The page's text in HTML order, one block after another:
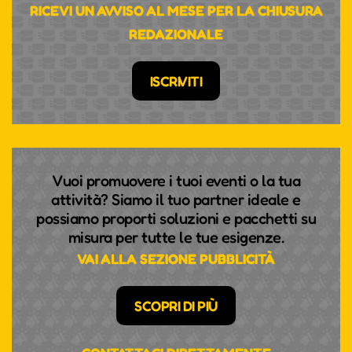
RICEVI UN AVVISO AL MESE PER LA CHIUSURA
REDAZIONALE
ISCRIVITI
Vuoi promuovere i tuoi eventi o la tua
attività? Siamo il tuo partner ideale e
possiamo proporti soluzioni e pacchetti su
misura per tutte le tue esigenze.
VAI ALLA SEZIONE PUBBLICITÀ
SCOPRI DI PIÙ